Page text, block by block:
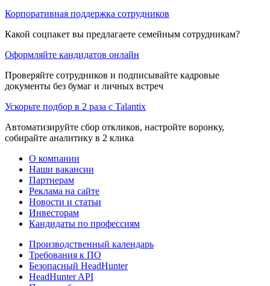
Корпоративная поддержка сотрудников
Какой соцпакет вы предлагаете семейным сотрудникам?
Оформляйте кандидатов онлайн
Проверяйте сотрудников и подписывайте кадровые
документы без бумаг и личных встреч
Ускорьте подбор в 2 раза с Talantix
Автоматизируйте сбор откликов, настройте воронку,
собирайте аналитику в 2 клика
О компании
Наши вакансии
Партнерам
Реклама на сайте
Новости и статьи
Инвесторам
Кандидаты по профессиям
Производственный календарь
Требования к ПО
Безопасный HeadHunter
HeadHunter API